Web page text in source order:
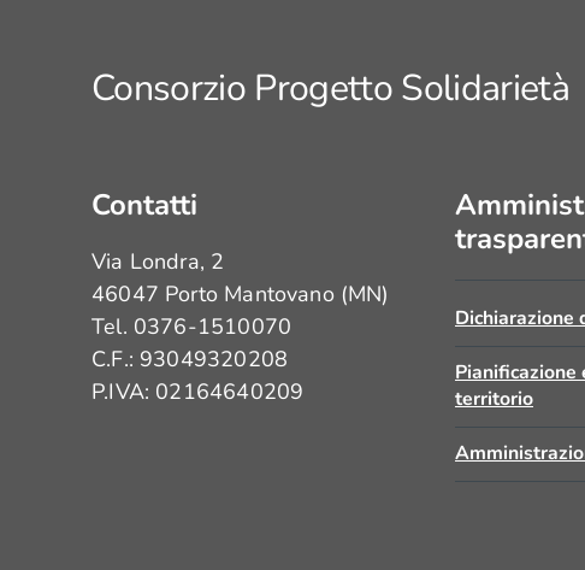
Consorzio Progetto Solidarietà
Contatti
Via Londra, 2
46047 Porto Mantovano (MN)
Tel. 0376-1510070
C.F.: 93049320208
P.IVA: 02164640209
Dichiarazione
territorio